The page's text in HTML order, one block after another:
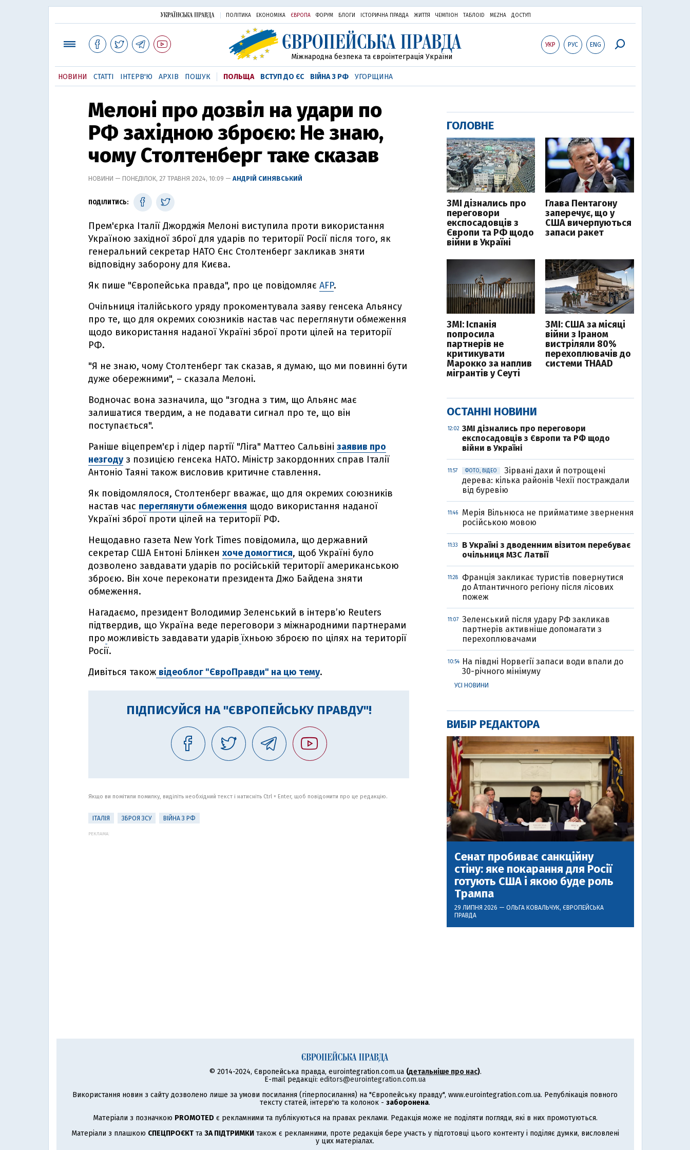
ПОЛІТИКА ЕКОНОМІКА ЄВРОПА ФОРУМ БЛОГИ ІСТОРИЧНА ПРАВДА ЖИТТЯ ЧЕМПІОН ТАБЛОID MEZHA ДОСТУП
УКР РУС ENG
Міжнародна безпека та євроінтеграція України
НОВИНИ СТАТТІ ІНТЕРВ'Ю АРХІВ ПОШУК ПОЛЬЩА ВСТУП ДО ЄС ВІЙНА З РФ УГОРЩИНА
Мелоні про дозвіл на удари по
РФ західною зброєю: Не знаю,
чому Столтенберг таке сказав
НОВИНИ — ПОНЕДІЛОК, 27 ТРАВНЯ 2024, 10:09 — АНДРІЙ СИНЯВСЬКИЙ
ПОДІЛИТИСЬ:
Прем'єрка Італії Джорджія Мелоні виступила проти використання
Україною західної зброї для ударів по території Росії після того, як
генеральний секретар НАТО Єнс Столтенберг закликав зняти
відповідну заборону для Києва.
Як пише "Європейська правда", про це повідомляє AFP.
Очільниця італійського уряду прокоментувала заяву генсека Альянсу
про те, що для окремих союзників настав час переглянути обмеження
щодо використання наданої Україні зброї проти цілей на території
РФ.
"Я не знаю, чому Столтенберг так сказав, я думаю, що ми повинні бути
дуже обережними", – сказала Мелоні.
Водночас вона зазначила, що "згодна з тим, що Альянс має
залишатися твердим, а не подавати сигнал про те, що він
поступається".
Раніше віцепрем'єр і лідер партії "Ліга" Маттео Сальвіні заявив про
незгодуз позицією генсека НАТО. Міністр закордонних справ Італії
Антоніо Таяні також висловив критичне ставлення.
Як повідомлялося, Столтенберг вважає, що для окремих союзників
настав час переглянути обмеження щодо використання наданої
Україні зброї проти цілей на території РФ.
Нещодавно газета New York Times повідомила, що державний
секретар США Ентоні Блінкен хоче домогтися, щоб Україні було
дозволено завдавати ударів по російській території американською
зброєю. Він хоче переконати президента Джо Байдена зняти
обмеження.
Нагадаємо, президент Володимир Зеленський в інтерв’ю Reuters
підтвердив, що Україна веде переговори з міжнародними партнерами
про можливість завдавати ударів їхньою зброєю по цілях на території
Росії.
Дивіться також відеоблог "ЄвроПравди" на цю тему.
ПІДПИСУЙСЯ НА "ЄВРОПЕЙСЬКУ ПРАВДУ"!
Якщо ви помітили помилку, виділіть необхідний текст і натисніть Ctrl + Enter, щоб повідомити про це редакцію.
ІТАЛІЯ ЗБРОЯ ЗСУ ВІЙНА З РФ
РЕКЛАМА:
ГОЛОВНЕ
ЗМІ дізнались про
переговори
експосадовців з
Європи та РФ щодо
війни в Україні
Глава Пентагону
заперечує, що у
США вичерпуються
запаси ракет
ЗМІ: Іспанія
попросила
партнерів не
критикувати
Марокко за наплив
мігрантів у Сеуті
ЗМІ: США за місяці
війни з Іраном
вистріляли 80%
перехоплювачів до
системи THAAD
ОСТАННІ НОВИНИ
12:02 ЗМІ дізнались про переговори
експосадовців з Європи та РФ щодо
війни в Україні
11:57 ФОТО, ВІДЕО
Зірвані дахи й потрощені
дерева: кілька районів Чехії постраждали
від буревію
11:46
Мерія Вільнюса не прийматиме звернення
російською мовою
11:33
В Україні з дводенним візитом перебуває
очільниця МЗС Латвії
11:28
Франція закликає туристів повернутися
до Атлантичного регіону після лісових
пожеж
11:07
Зеленський після удару РФ закликав
партнерів активніше допомагати з
перехоплювачами
10:54
На півдні Норвегії запаси води впали до
30-річного мінімуму
УСІ НОВИНИ
ВИБІР РЕДАКТОРА
Сенат пробиває санкційну
стіну: яке покарання для Росії
готують США і якою буде роль
Трампа
29 ЛИПНЯ 2026 — ОЛЬГА КОВАЛЬЧУК, ЄВРОПЕЙСЬКА
ПРАВДА
© 2014-2024, Європейська правда, eurointegration.com.ua (детальніше про нас).
E-mail редакції: editors@eurointegration.com.ua
Використання новин з сайту дозволено лише за умови посилання (гіперпосилання) на "Європейську правду", www.eurointegration.com.ua. Републікація повного
тексту статей, інтерв'ю та колонок - заборонена.
Матеріали з позначкою PROMOTED є рекламними та публікуються на правах реклами. Редакція може не поділяти погляди, які в них промотуються.
Матеріали з плашкою СПЕЦПРОЄКТта ЗА ПІДТРИМКИтакож є рекламними, проте редакція бере участь у підготовці цього контенту і поділяє думки, висловлені
у цих матеріалах.